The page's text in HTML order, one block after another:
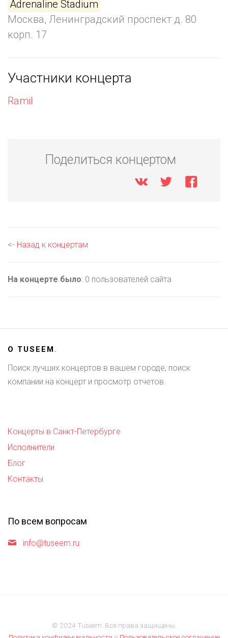
Adrenaline Stadium
Москва, Ленинградский проспект д. 80
корп. 17
Участники концерта
Ramil
Поделиться концертом
<- Назад к концертам
На концерте было: 0 пользователей сайта
О TUSEEM.
Поиск лучших концертов в вашем городе, поиск
компании на концерт и просмотр отчетов.
Концерты в Санкт-Петербурге
Исполнители
Блог
Контакты
По всем вопросам
info@tuseem.ru
© 2024 Tuseem. Все права защищены.